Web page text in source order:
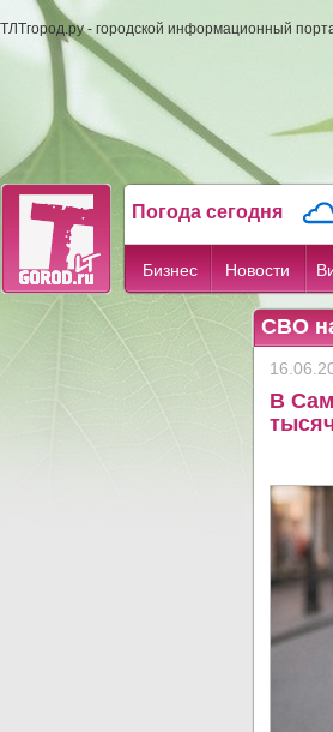
ТЛТгород.ру - городской информационный
Погода сегодня
Бизнес Новости
СВО
В